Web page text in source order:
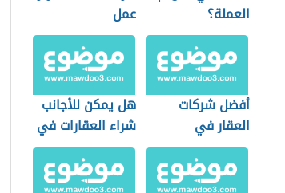
العملة؟
عمل
أفضل شركات
العقار في
السعودية
هل يمكن للأجانب
شراء العقارات في
دبي